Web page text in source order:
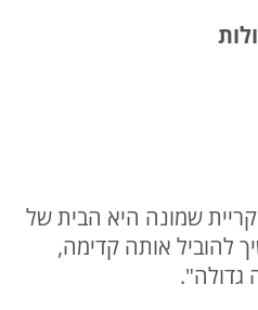
שמונה היא הבית של
להוביל אותה קדימה,
גדולה".